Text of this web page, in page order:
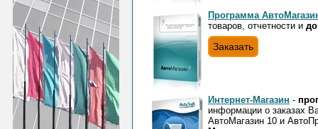
Программа
товаров, отчетности и
Заказать
Интернет-Магазин -
информации о заказах
АвтоМагазин 10 и